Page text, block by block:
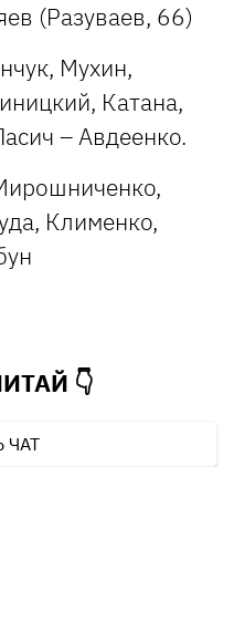
(Разуваев, 66)
Мухин,
Катана,
– Авдеенко.
Клименко,
👇
ЧАТ